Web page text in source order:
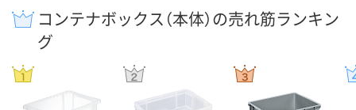
コンテナボックス（本体）の売れ筋ランキン
グ